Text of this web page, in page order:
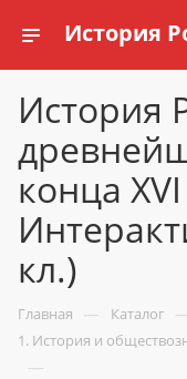
История
конца
кл.)
Главная — Каталог
1. История и
—